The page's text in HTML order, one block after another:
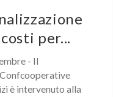
per...
- Il
è intervenuto alla